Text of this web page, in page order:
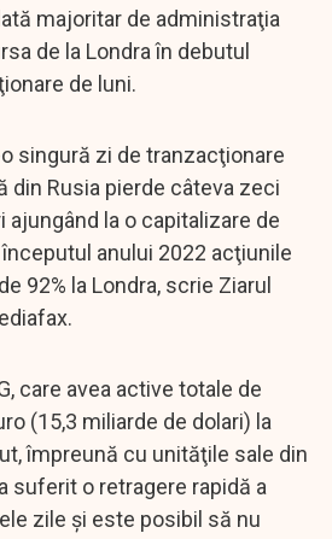
majoritar de administraţia
de la Londra în debutul
de luni.
singură zi de tranzacţionare
din Rusia pierde câteva zeci
ajungând la o capitalizare de
începutul anului 2022 acţiunile
92% la Londra, scrie Ziarul
care avea active totale de
(15,3 miliarde de dolari) la
împreună cu unităţile sale din
suferit o retragere rapidă a
zile şi este posibil să nu